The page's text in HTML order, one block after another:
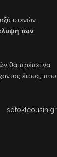
στενών
των
θα πρέπει να
έτους, που
sofokleousin.gr